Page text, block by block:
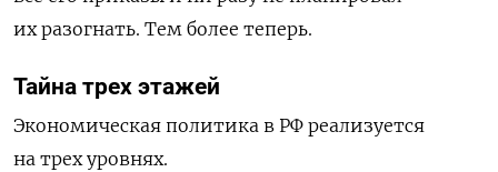
их разогнать. Тем более теперь.
Тайна трех этажей
Экономическая политика в РФ реализуется
на трех уровнях.